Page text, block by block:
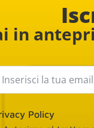
in
Policy